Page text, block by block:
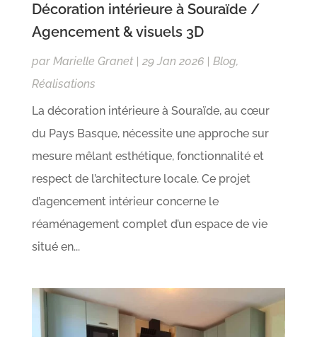
Décoration intérieure à Souraïde /
Agencement & visuels 3D
par Marielle Granet| 29 Jan 2026| Blog,
Réalisations
La décoration intérieure à Souraïde, au cœur
du Pays Basque, nécessite une approche sur
mesure mêlant esthétique, fonctionnalité et
respect de l’architecture locale. Ce projet
d’agencement intérieur concerne le
réaménagement complet d’un espace de vie
situé en...